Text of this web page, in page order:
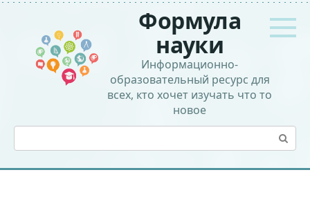
Перейти
контенту
Формула
науки
Информационно-
образовательный ресурс для
всех, кто хочет изучать что то
новое
Поиск: